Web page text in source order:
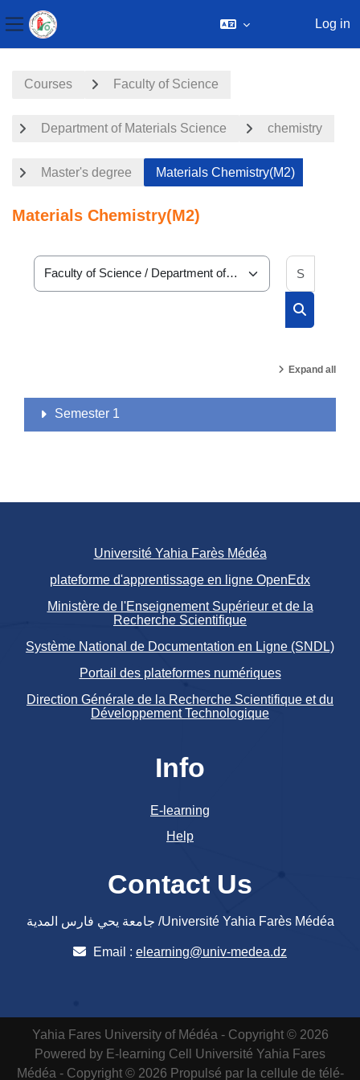
Side panel
Log in
Courses Faculty of Science
Department of Materials Science chemistry
Master's degree Materials Chemistry(M2)
Materials Chemistry(M2)
Course categories
Expand all
Semester 1
Université Yahia Farès Médéa
plateforme d'apprentissage en ligne OpenEdx
Ministère de l'Enseignement Supérieur et de la
Recherche Scientifique
Système National de Documentation en Ligne (SNDL)
Portail des plateformes numériques
Direction Générale de la Recherche Scientifique et du
Développement Technologique
Info
E-learning
Help
Contact Us
جامعة يحي فارس المدية /Université Yahia Farès Médéa
Email : elearning@univ-medea.dz
Yahia Fares University of Médéa - Copyright © 2026
Powered by E-learning Cell
Université Yahia Fares
Médéa - Copyright © 2026 Propulsé par la cellule de télé-